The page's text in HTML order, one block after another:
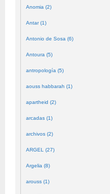
Anomia (2)
Antar (1)
Antonio de Sosa (6)
Antoura (5)
antropología (5)
aouss habbarah (1)
apartheid (2)
arcadas (1)
archivos (2)
ARGEL (27)
Argelia (8)
arouss (1)